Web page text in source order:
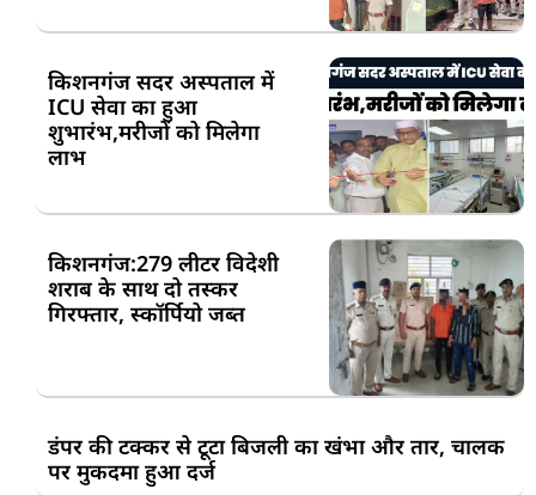
किशनगंज सदर अस्पताल में
ICU सेवा का हुआ
शुभारंभ,मरीजों को मिलेगा
लाभ
किशनगंज:279 लीटर विदेशी
शराब के साथ दो तस्कर
गिरफ्तार, स्कॉर्पियो जब्त
डंपर की टक्कर से टूटा बिजली का खंभा और तार, चालक
पर मुकदमा हुआ दर्ज